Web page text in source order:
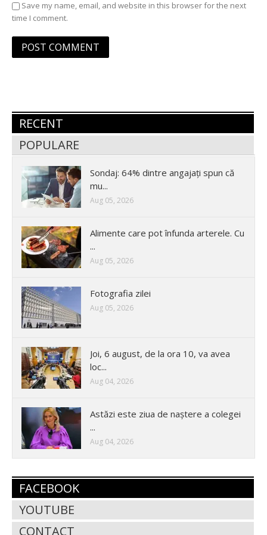
Save my name, email, and website in this browser for the next
time I comment.
RECENT
POPULARE
Sondaj: 64% dintre angajați spun că
mu...
Aug 05, 2026
Alimente care pot înfunda arterele. Cu
...
Aug 05, 2026
Fotografia zilei
Aug 05, 2026
Joi, 6 august, de la ora 10, va avea
loc...
Aug 04, 2026
Astăzi este ziua de naștere a colegei
...
Aug 04, 2026
FACEBOOK
YOUTUBE
CONTACT